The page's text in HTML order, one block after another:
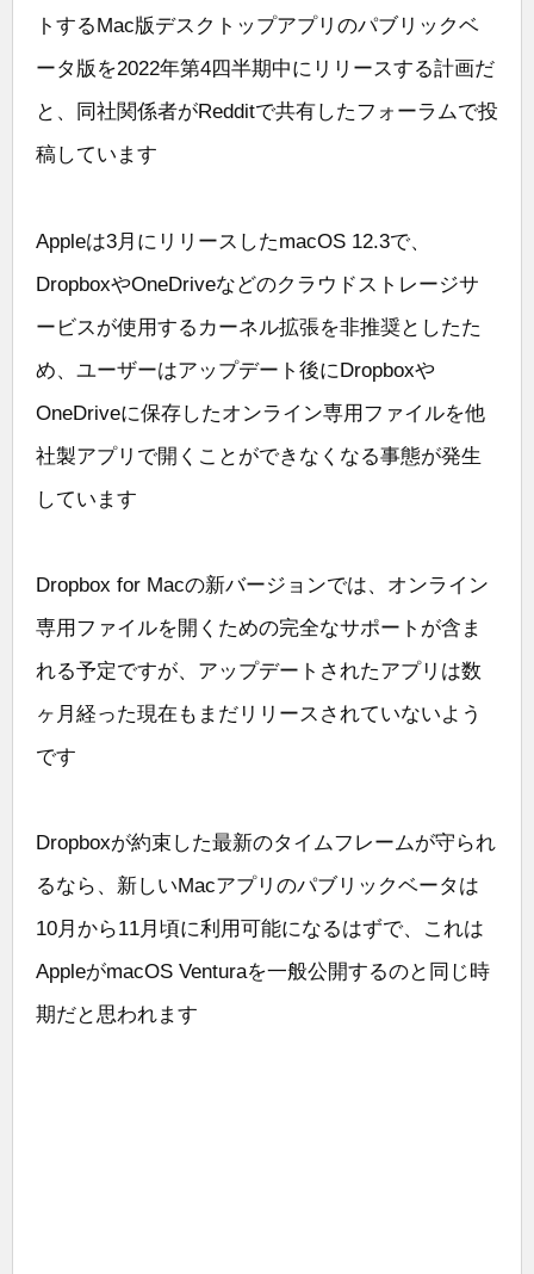
トするMac版デスクトップアプリのパブリックベ
ータ版を2022年第4四半期中にリリースする計画だ
と、同社関係者がRedditで共有したフォーラムで投
稿しています
Appleは3月にリリースしたmacOS 12.3で、
DropboxやOneDriveなどのクラウドストレージサ
ービスが使用するカーネル拡張を非推奨としたた
め、ユーザーはアップデート後にDropboxや
OneDriveに保存したオンライン専用ファイルを他
社製アプリで開くことができなくなる事態が発生
しています
Dropbox for Macの新バージョンでは、オンライン
専用ファイルを開くための完全なサポートが含ま
れる予定ですが、アップデートされたアプリは数
ヶ月経った現在もまだリリースされていないよう
です
Dropboxが約束した最新のタイムフレームが守られ
るなら、新しいMacアプリのパブリックベータは
10月から11月頃に利用可能になるはずで、これは
AppleがmacOS Venturaを一般公開するのと同じ時
期だと思われます